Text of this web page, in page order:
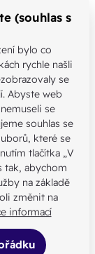
vnímám
např. nástup
lety nebyly
apod., ale
a o ní
se vyvíjí –
uložená z
už neřekl. A
se nám více
a evangelia a
dělit, svědčit o
víry v
křesťany a
(souhlas s
bylo co
rychle našli
se
Abyste web
se
souhlas se
které se
tlačítka „V
tak, abychom
na základě
změnit na
informací